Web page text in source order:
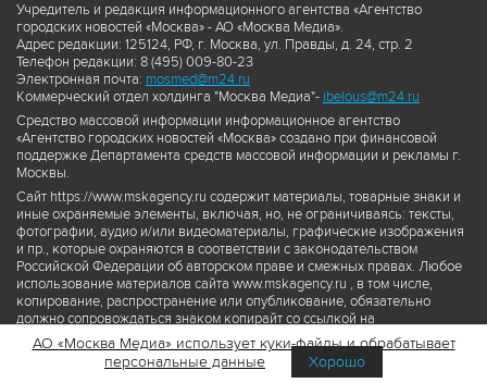
Учредитель и редакция информационного агентства «Агентство
городских новостей «Москва» - АО «Москва Медиа».
Адрес редакции: 125124, РФ, г. Москва, ул. Правды, д. 24, стр. 2
Телефон редакции: 8 (495) 009-80-23
Электронная почта: mosmed@m24.ru
Коммерческий отдел холдинга "Москва Медиа"- ibelous@m24.ru
Средство массовой информации информационное агентство
«Агентство городских новостей «Москва» создано при финансовой
поддержке Департамента средств массовой информации и рекламы г.
Москвы.
Сайт https://www.mskagency.ru содержит материалы, товарные знаки и
иные охраняемые элементы, включая, но, не ограничиваясь: тексты,
фотографии, аудио и/или видеоматериалы, графические изображения
и пр., которые охраняются в соответствии с законодательством
Российской Федерации об авторском праве и смежных правах. Любое
использование материалов сайта www.mskagency.ru , в том числе,
копирование, распространение или опубликование, обязательно
должно сопровождаться знаком копирайт со ссылкой на
правообладателя © АО «Москва Медиа», а также гиперссылкой на сайт
www.mskagency.ru как на первоисточник информации. Переработка
материалов сайта www.mskagency.ru не допускается.
АО «Москва Медиа» использует куки-файлы и обрабатывает
персональные данные
Хорошо